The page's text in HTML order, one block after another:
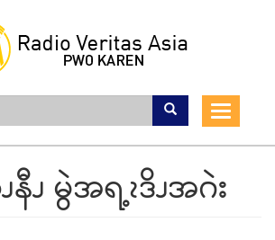
Toggle
နီၪ မွဲအရ့ၩဒိၪအဂဲး